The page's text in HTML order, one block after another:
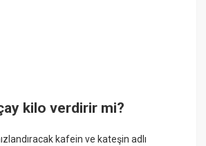
kilo verdirir mi?
kafein ve kateşin adlı